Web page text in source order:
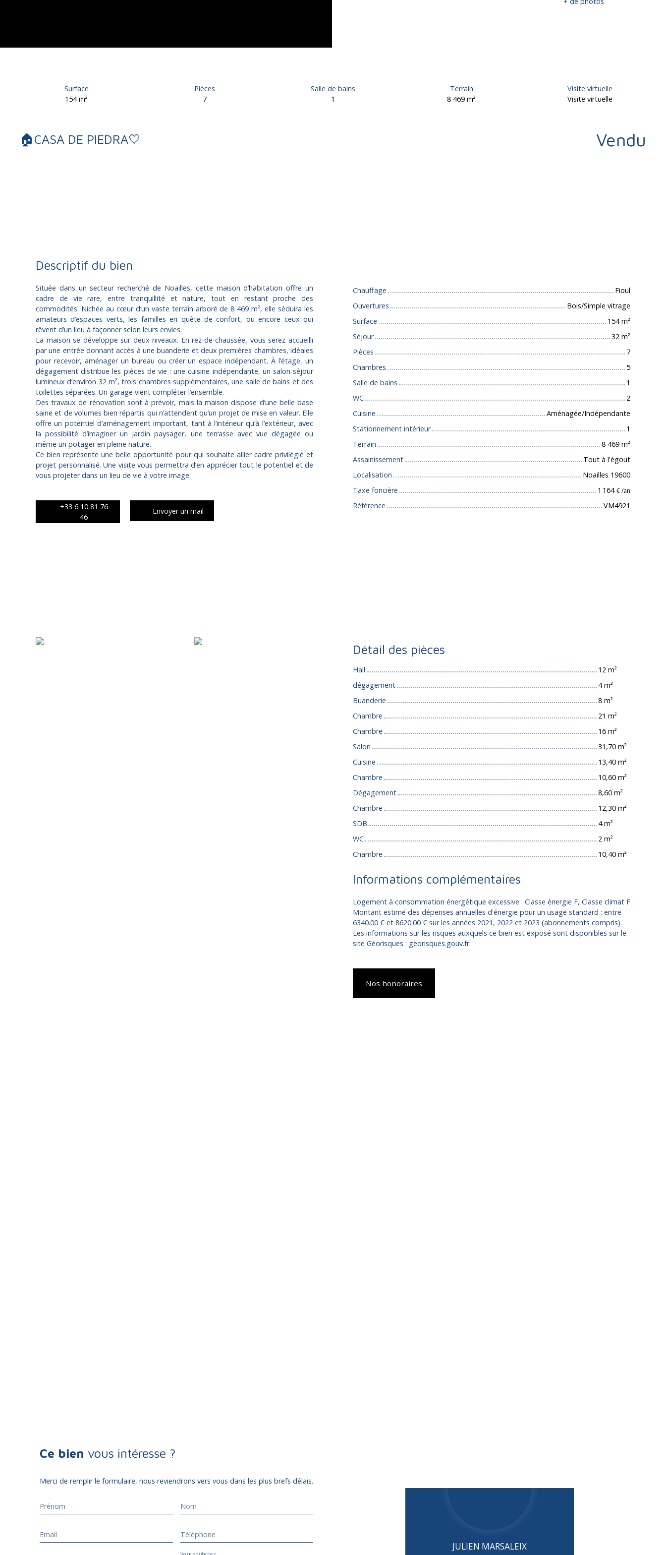
Surface
154m²
Pièces
7
Salle de bains
1
Terrain
8 469 m²
Visite virtuelle
Visite virtuelle
🏠CASA DE PIEDRA🤍 Vendu
Descriptif du bien
Située dans un secteur recherché de Noailles, cette maison d’habitation offre un
cadre de vie rare, entre tranquillité et nature, tout en restant proche des
commodités. Nichée au cœur d’un vaste terrain arboré de 8 469 m², elle séduira les
amateurs d’espaces verts, les familles en quête de confort, ou encore ceux qui
rêvent d’un lieu à façonner selon leurs envies.
La maison se développe sur deux niveaux. En rez-de-chaussée, vous serez accueilli
par une entrée donnant accès à une buanderie et deux premières chambres, idéales
pour recevoir, aménager un bureau ou créer un espace indépendant. À l’étage, un
dégagement distribue les pièces de vie : une cuisine indépendante, un salon-séjour
lumineux d’environ 32 m², trois chambres supplémentaires, une salle de bains et des
toilettes séparées. Un garage vient compléter l’ensemble.
Des travaux de rénovation sont à prévoir, mais la maison dispose d’une belle base
saine et de volumes bien répartis qui n’attendent qu’un projet de mise en valeur. Elle
offre un potentiel d’aménagement important, tant à l’intérieur qu’à l’extérieur, avec
la possibilité d’imaginer un jardin paysager, une terrasse avec vue dégagée ou
même un potager en pleine nature.
Ce bien représente une belle opportunité pour qui souhaite allier cadre privilégié et
projet personnalisé. Une visite vous permettra d’en apprécier tout le potentiel et de
vous projeter dans un lieu de vie à votre image.
+33 6 10 81 76
46
Envoyer un mail
Chauffage
Fioul
Ouvertures
Bois/Simple vitrage
Surface
154m²
Séjour
32 m²
Pièces
7
Chambres
5
Salle de bains
1
WC
2
Cuisine
Aménagée/Indépendante
Stationnement intérieur
1
Terrain
8 469 m²
Assainissement
Tout à l'égout
Localisation
Noailles 19600
Taxe foncière
1 164€ /an
Référence VM4921
Détail des pièces
Hall
12 m²
dégagement
4 m²
Buanderie
8 m²
Chambre
21 m²
Chambre
16 m²
Salon
31,70 m²
Cuisine
13,40 m²
Chambre
10,60 m²
Dégagement
8,60 m²
Chambre
12,30 m²
SDB
4 m²
WC
2 m²
Chambre
10,40 m²
Informations complémentaires
Logement à consommation énergétique excessive : Classe énergie F, Classe climat F
Montant estimé des dépenses annuelles d'énergie pour un usage standard : entre
6340.00 € et 8620.00 € sur les années 2021, 2022 et 2023 (abonnements compris).
Les informations sur les risques auxquels ce bien est exposé sont disponibles sur le
site Géorisques : georisques.gouv.fr.
Nos honoraires
Ce bien vous intéresse ?
Merci de remplir le formulaire, nous reviendrons vers vous dans les plus brefs délais.
Prénom Nom
Email Téléphone
JULIEN MARSALEIX